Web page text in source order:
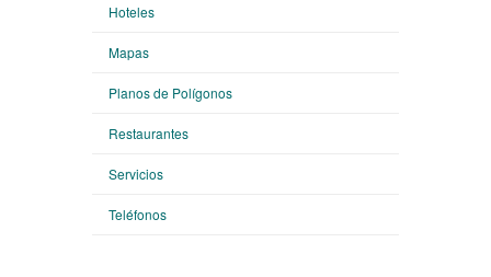
Hoteles
Mapas
Planos de Polígonos
Restaurantes
Servicios
Teléfonos